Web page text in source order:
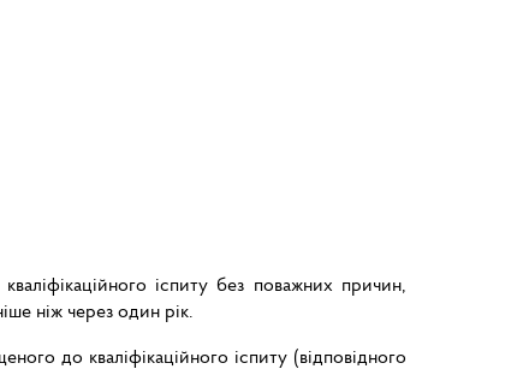
іспиту без поважних причин,
ніж через один рік.
до кваліфікаційного іспиту (відповідного